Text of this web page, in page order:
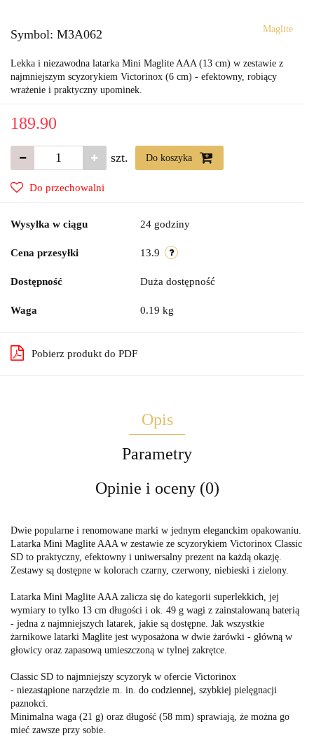
Symbol: M3A062 Maglite
Lekka i niezawodna latarka Mini Maglite AAA (13 cm) w zestawie z
najmniejszym scyzorykiem Victorinox (6 cm) - efektowny, robiący
wrażenie i praktyczny upominek.
189.90
szt. Do koszyka
Do przechowalni
Wysyłka w ciągu 24 godziny
Cena przesyłki 13.9
Dostępność Duża dostępność
Waga 0.19 kg
Pobierz produkt do PDF
Opis
Parametry
Opinie i oceny (0)
Dwie popularne i renomowane marki w jednym eleganckim opakowaniu.
Latarka Mini Maglite AAA w zestawie ze scyzorykiem Victorinox Classic
SD to praktyczny, efektowny i uniwersalny prezent na każdą okazję.
Zestawy są dostępne w kolorach czarny, czerwony, niebieski i zielony.
Latarka Mini Maglite AAA zalicza się do kategorii superlekkich, jej
wymiary to tylko 13 cm długości i ok. 49 g wagi z zainstalowaną baterią
- jedna z najmniejszych latarek, jakie są dostępne. Jak wszystkie
żarnikowe latarki Maglite jest wyposażona w dwie żarówki - główną w
głowicy oraz zapasową umieszczoną w tylnej zakrętce.
Classic SD to najmniejszy scyzoryk w ofercie Victorinox
- niezastąpione narzędzie m. in. do codziennej, szybkiej pielęgnacji
paznokci.
Minimalna waga (21 g) oraz długość (58 mm) sprawiają, że można go
mieć zawsze przy sobie.